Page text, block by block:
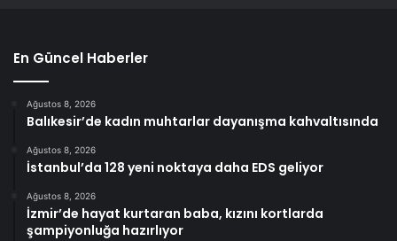
En Güncel Haberler
Ağustos 8, 2026
Balıkesir’de kadın muhtarlar dayanışma kahvaltısında
Ağustos 8, 2026
İstanbul’da 128 yeni noktaya daha EDS geliyor
Ağustos 8, 2026
İzmir’de hayat kurtaran baba, kızını kortlarda
şampiyonluğa hazırlıyor